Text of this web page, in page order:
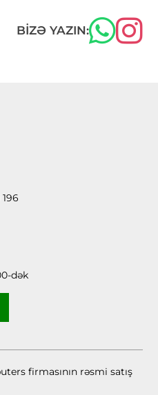
BIZƏ YAZIN:
dək
firmasının rəsmi satış